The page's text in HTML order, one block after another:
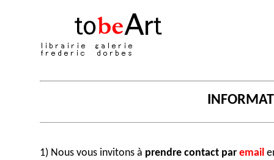
1) Nous vous invitons à prendre contact par email